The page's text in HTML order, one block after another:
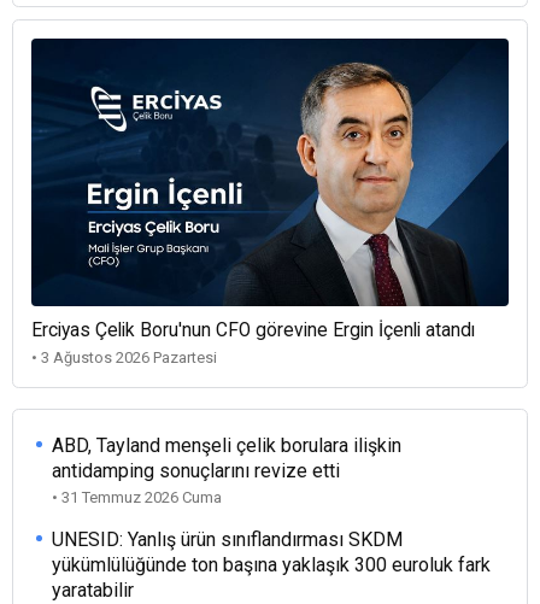
Erciyas Çelik Boru'nun CFO görevine Ergin İçenli atandı
• 3 Ağustos 2026 Pazartesi
ABD, Tayland menşeli çelik borulara ilişkin
antidamping sonuçlarını revize etti
• 31 Temmuz 2026 Cuma
UNESID: Yanlış ürün sınıflandırması SKDM
yükümlülüğünde ton başına yaklaşık 300 euroluk fark
yaratabilir